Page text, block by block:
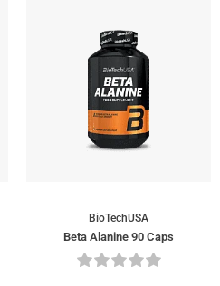
BioTechUSA
Beta Alanine 90 Caps